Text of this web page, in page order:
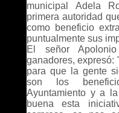
municipal Adela
primera autoridad
como beneficio
puntualmente sus
El señor
ganadores, expresó:
para que la gente
son los
Ayuntamiento y a
buena esta